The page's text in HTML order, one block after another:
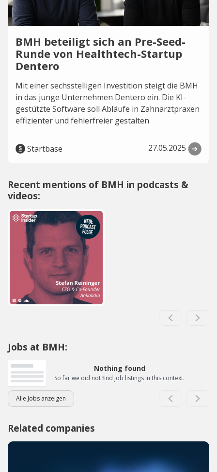
BMH beteiligt sich an Pre-Seed-
Runde von Healthtech-Startup
Dentero
Mit einer sechsstelligen Investition steigt die BMH
in das junge Unternehmen Dentero ein. Die KI-
gestützte Software soll Abläufe in Zahnarztpraxen
effizienter und fehlerfreier gestalten
Startbase 27.05.2025
Recent mentions of BMH in podcasts &
videos:
Jobs at BMH:
Nothing found
So far we did not find job listings in this context.
Alle Jobs anzeigen
Related companies